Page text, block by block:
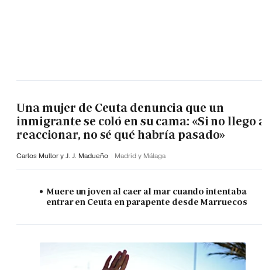
Una mujer de Ceuta denuncia que un
inmigrante se coló en su cama: «Si no llego
reaccionar, no sé qué habría pasado»
Carlos Mullor y J. J. Madueño Madrid y Málaga
Muere un joven al caer al mar cuando intentaba
entrar en Ceuta en parapente desde Marruecos